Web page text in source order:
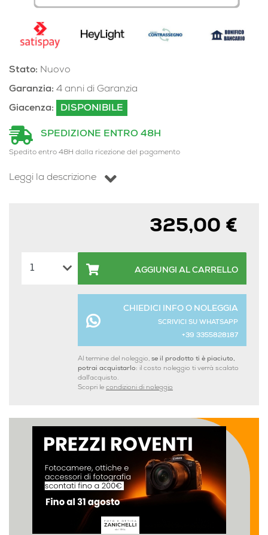
Stato: Nuovo
Garanzia: 4 anni di Garanzia
Giacenza:
DISPONIBILE
SPEDIZIONE ENTRO 48H
Spedito entro 48H dalla ricezione del pagamento
Leggi la descrizione
325,00 €
AGGIUNGI AL CARRELLO
CHIEDICI INFO O NOLEGGIA
SCRIVICI SU WHATSAPP
+39 3355828187
Al termine del noleggio, se il prodotto ti è piaciuto,
potrai acquistarlo: il costo noleggio ti verrà scalato
dall'acquisto.
Scopri le condizioni di noleggio